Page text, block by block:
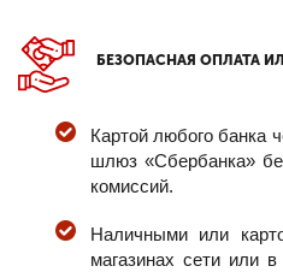
БЕЗОПАСНАЯ ОПЛАТА
Картой любого банка
шлюз «Сбербанка»
комиссий.
Наличными или
магазинах сети или